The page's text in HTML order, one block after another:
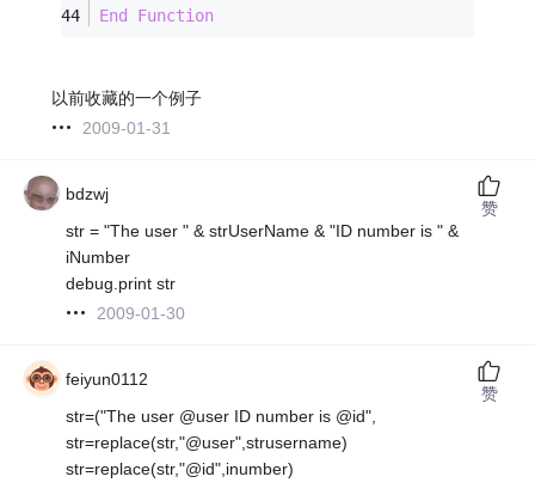
End
Function
以前收藏的一个例子
2009-01-31
bdzwj
str = "The user " & strUserName & "ID number is " &
iNumber
debug.print str
2009-01-30
赞
feiyun0112
str=("The user @user ID number is @id",
str=replace(str,"@user",strusername)
str=replace(str,"@id",inumber)
赞